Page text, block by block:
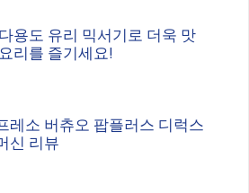
용도 유리 믹서기로 더욱 맛
리를 즐기세요!
레소 버츄오 팝플러스 디럭스
신 리뷰